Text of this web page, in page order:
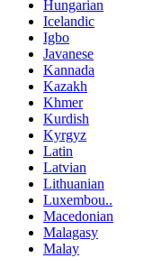
Hungarian
Icelandic
Igbo
Javanese
Kannada
Kazakh
Khmer
Kurdish
Kyrgyz
Latin
Latvian
Lithuanian
Luxembou..
Macedonian
Malagasy
Malay